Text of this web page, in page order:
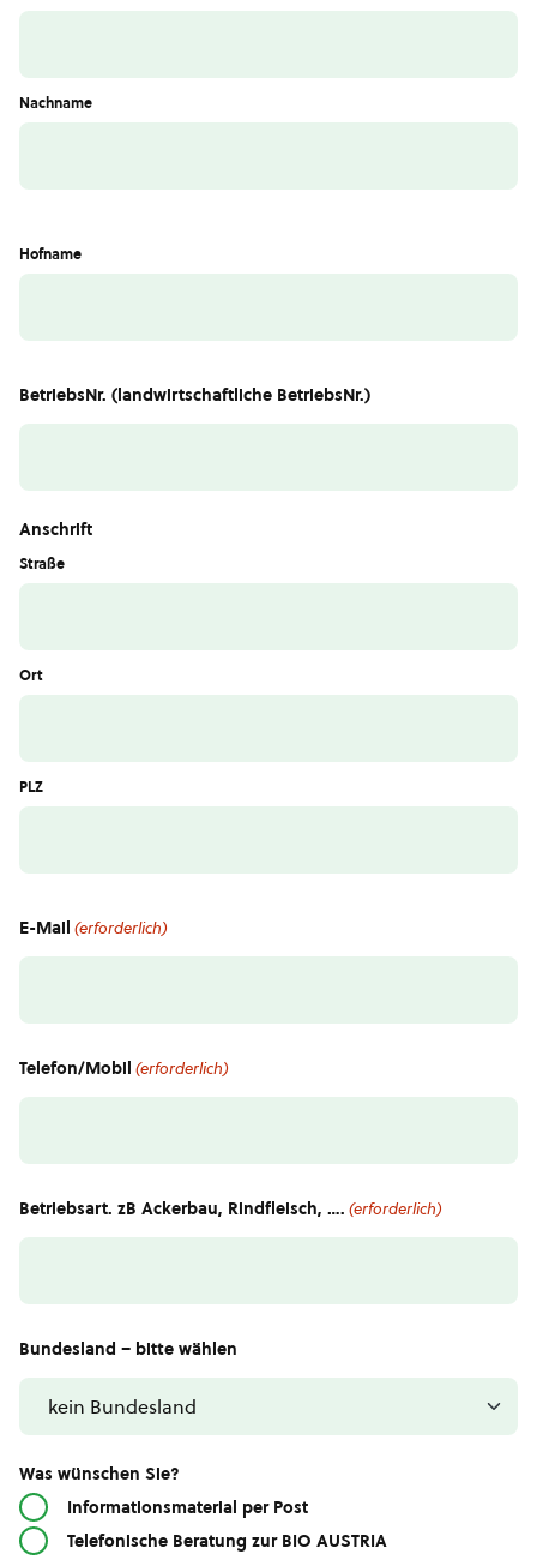
Nachname
Hofname
BetriebsNr. (landwirtschaftliche BetriebsNr.)
Anschrift
Straße
Ort
PLZ
E-Mail (erforderlich)
Telefon/Mobil (erforderlich)
Betriebsart. zB Ackerbau, Rindfleisch, …. (erforderlich)
Bundesland – bitte wählen
Was wünschen Sie?
Informationsmaterial per Post
Telefonische Beratung zur BIO AUSTRIA